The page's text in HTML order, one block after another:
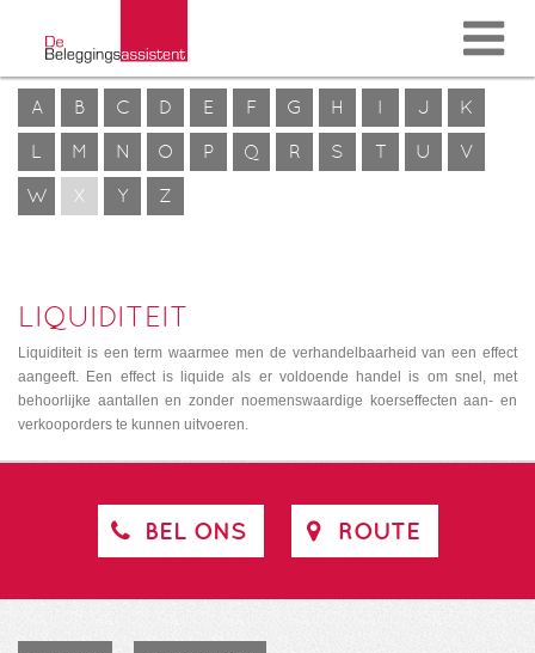
A B C D E F G H I J
K
L
M N O P Q R S T U
V
W
X Y Z
LIQUIDITEIT
Liquiditeit is een term waarmee men de verhandelbaarheid van een effect
aangeeft. Een effect is liquide als er voldoende handel is om snel, met
behoorlijke aantallen en zonder noemenswaardige koerseffecten aan- en
verkooporders te kunnen uitvoeren.
BEL ONS ROUTE